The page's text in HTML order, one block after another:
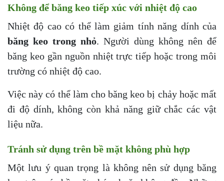
Không để băng keo tiếp xúc với nhiệt độ cao
Nhiệt độ cao có thể làm giảm tính năng dính của
băng keo trong nhỏ. Người dùng không nên để
băng keo gần nguồn nhiệt trực tiếp hoặc trong môi
trường có nhiệt độ cao.
Việc này có thể làm cho băng keo bị chảy hoặc mất
đi độ dính, không còn khả năng giữ chắc các vật
liệu nữa.
Tránh sử dụng trên bề mặt không phù hợp
Một lưu ý quan trọng là không nên sử dụng băng